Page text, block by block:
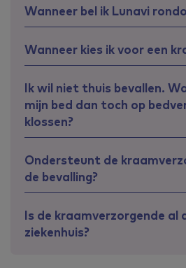
Wanneer bel ik Lunavi
Wanneer kies ik voor een
Ik wil niet thuis bevallen.
mijn bed dan toch op
klossen?
Ondersteunt de
de bevalling?
Is de kraamverzorgende al
ziekenhuis?